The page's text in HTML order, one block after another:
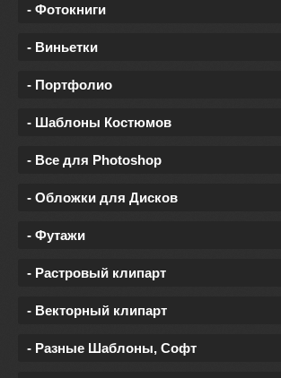
- Фотокниги
- Виньетки
- Портфолио
- Шаблоны Костюмов
- Все для Photoshop
- Обложки для Дисков
- Футажи
- Растровый клипарт
- Векторный клипарт
- Разные Шаблоны, Софт